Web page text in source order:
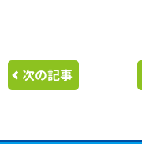
次の記事